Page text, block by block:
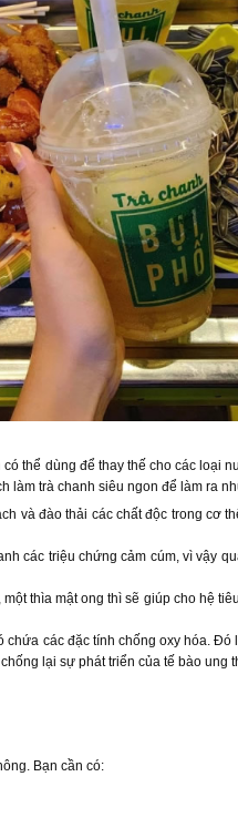
thể dùng để thay thế cho các loại
trà chanh siêu ngon để làm ra
và đào thải các chất độc trong cơ
các triệu chứng cảm cúm, vì vậy
thìa mật ong thì sẽ giúp cho hệ
các đặc tính chống oxy hóa.
lại sự phát triển của tế bào ung
Bạn cần có: